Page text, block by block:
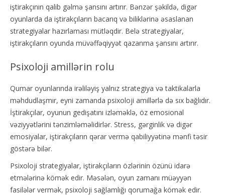
iştirakçının qalib gəlmə şansını artırır. Bənzər şəkildə, digər
oyunlarda da iştirakçıların bacarıq və biliklərinə əsaslanan
strategiyalar hazırlaması mütləqdir. Belə strategiyalar,
iştirakçıların oyunda müvəffəqiyyət qazanma şansını artırır.
Psixoloji amillərin rolu
Qumar oyunlarında irəliləyiş yalnız strategiya və taktikalarla
məhdudlaşmır, eyni zamanda psixoloji amillərlə də sıx bağlıdır.
İştirakçılar, oyunun gedişatını izləməklə, öz emosional
vəziyyətlərini tənzimləməlidirlər. Stress, gərginlik və digər
emosiyalar, iştirakçıların qərar vermə qabiliyyətinə mənfi təsir
göstərə bilər.
Psixoloji strategiyalar, iştirakçıların özlərinin özünü idarə
etmələrinə kömək edir. Məsələn, oyun zamanı müəyyən
fasilələr vermək, psixoloji sağlamlığı qorumağa kömək edir.